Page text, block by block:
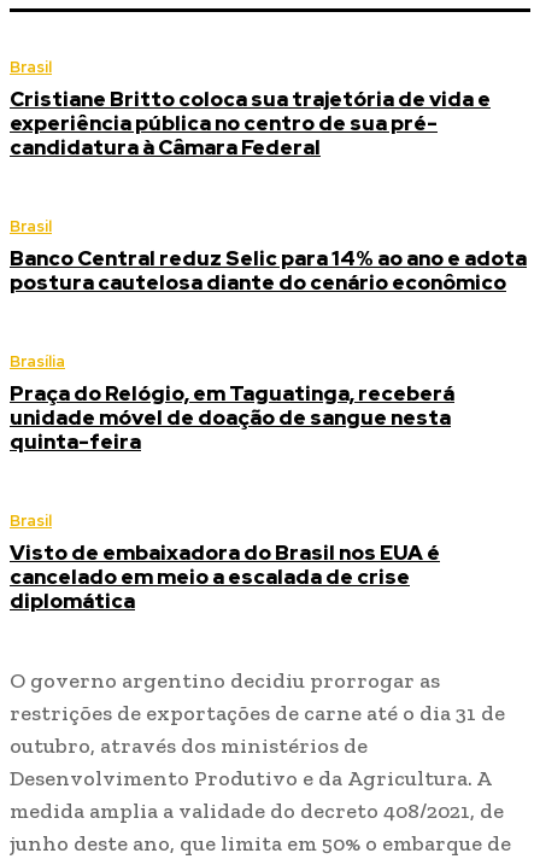
Brasil
Cristiane Britto coloca sua trajetória de vida e
experiência pública no centro de sua pré-
candidatura à Câmara Federal
Brasil
Banco Central reduz Selic para 14% ao ano e adota
postura cautelosa diante do cenário econômico
Brasília
Praça do Relógio, em Taguatinga, receberá
unidade móvel de doação de sangue nesta
quinta-feira
Brasil
Visto de embaixadora do Brasil nos EUA é
cancelado em meio a escalada de crise
diplomática
O governo argentino decidiu prorrogar as
restrições de exportações de carne até o dia 31 de
outubro, através dos ministérios de
Desenvolvimento Produtivo e da Agricultura. A
medida amplia a validade do decreto 408/2021, de
junho deste ano, que limita em 50% o embarque de